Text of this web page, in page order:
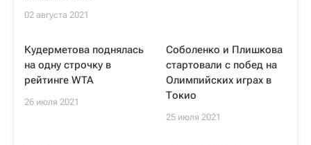
02 августа 2021
Кудерметова поднялась
на одну строчку в
рейтинге WTA
26 июля 2021
Соболенко и Плишкова
стартовали с побед на
Олимпийских играх в
Токио
25 июля 2021